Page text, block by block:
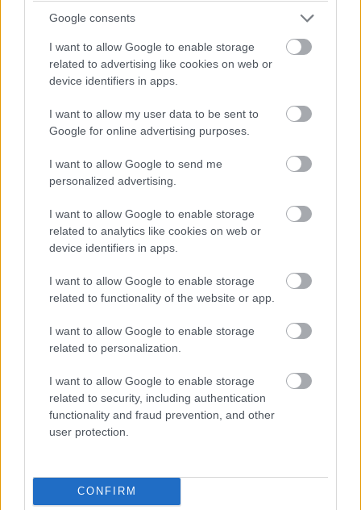
Google consents
I want to allow Google to enable storage
related to advertising like cookies on web or
device identifiers in apps.
I want to allow my user data to be sent to
Google for online advertising purposes.
I want to allow Google to send me
personalized advertising.
I want to allow Google to enable storage
related to analytics like cookies on web or
device identifiers in apps.
I want to allow Google to enable storage
related to functionality of the website or app.
I want to allow Google to enable storage
related to personalization.
I want to allow Google to enable storage
related to security, including authentication
functionality and fraud prevention, and other
user protection.
CONFIRM
"Minden gyermekadat törlésre került. Semmi sem
maradt, a szülők megnyugodhatnak. Sajnáljuk,
hogy gyerekeket bántottunk"
önvédelmi reakcióvolt, Jamie MacColl, a Royal United
Services Institute kiberbiztonsági kutatója szerint:
"Nem érdemes őket túlbecsülni. Egyszerűen
átléptek egy vörös vonalat, amit még a legtöbb
hacker sem mer. Gyerekeket támadni a
kiberbűnözői közösségen belül is tabu."
hackerhálózatokban különösenerős belső nyomás
nehezedhetett a Radiant tagjaira, mivel a gyerekek célba
vétele nemcsak morálisan elítélendő, defokozott
figyelmet von magára a nyugati hatóságok részéről, ami
szakmában.
A Kido közleménye szerintnem fizettek váltságdíjat
szorosan együttműködnek a brit adatvédelmi
tapasztalatlan csoport, ami most egy fontos leckét
tanult.